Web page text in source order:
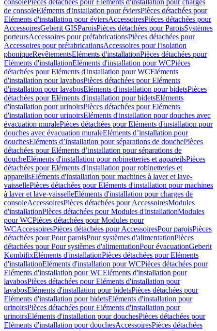
consolePièces détachées pour Eléments d'installation pour charges
de consoleEléments d'installation pour éviersPièces détachées pour
Eléments d'installation pour éviersAccessoiresPièces détachées pour
AccessoiresGeberit GISParoisPièces détachées pour ParoisSystèmes
porteursAccessoires pour préfabricationsPièces détachées pour
Accessoires pour préfabricationsAccessoires pour l'isolation
phoniqueRevêtementsEléments d'installationPièces détachées pour
Eléments d'installationEléments d'installation pour WCPièces
détachées pour Eléments d'installation pour WCEléments
d'installation pour lavabosPièces détachées pour Eléments
d'installation pour lavabosEléments d'installation pour bidetsPièces
détachées pour Eléments d'installation pour bidetsEléments
d'installation pour urinoirsPièces détachées pour Eléments
d'installation pour urinoirsEléments d'installation pour douches avec
évacuation muralePièces détachées pour Eléments d'installation pour
douches avec évacuation muraleEléments d’installation pour
douchesEléments d’installation pour séparations de douchePièces
détachées pour Eléments d’installation pour séparations de
doucheEléments d'installation pour robinetteries et appareilsPièces
détachées pour Eléments d'installation pour robinetteries et
appareilsEléments d'installation pour machines à laver et lave-
vaissellePièces détachées pour Eléments d'installation pour machines
à laver et lave-vaisselleEléments d'installation pour charges de
consoleAccessoiresPièces détachées pour AccessoiresModules
d'installationPièces détachées pour Modules d'installationModules
pour WCPièces détachées pour Modules pour
WCAccessoiresPièces détachées pour AccessoiresPour paroisPièces
détachées pour Pour paroisPour systèmes d'alimentationPièces
détachées pour Pour systèmes d'alimentationPour évacuationGeberit
KombifixEléments d'installationPièces détachées pour Eléments
d'installationEléments d'installation pour WCPièces détachées pour
Eléments d'installation pour WCEléments d'installation pour
lavabosPièces détachées pour Eléments d'installation pour
lavabosEléments d'installation pour bidetsPièces détachées pour
Eléments d'installation pour bidetsEléments d'installation pour
urinoirsPièces détachées pour Eléments d'installation pour
urinoirsEléments d'installation pour douchesPièces détachées pour
Eléments d'installation pour douchesAccessoiresPièces détachées